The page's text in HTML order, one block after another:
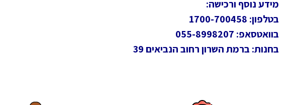
מידע נוסף ורכישה:
בטלפון: 1700-700458
בוואטסאפ: 055-8998207
בחנות: ברמת השרון רחוב הנביאים 39